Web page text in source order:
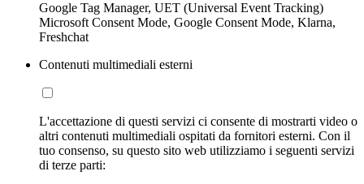
Google Tag Manager, UET (Universal Event Tracking)
Microsoft Consent Mode, Google Consent Mode, Klarna,
Freshchat
Contenuti multimediali esterni
L'accettazione di questi servizi ci consente di mostrarti video o
altri contenuti multimediali ospitati da fornitori esterni. Con il
tuo consenso, su questo sito web utilizziamo i seguenti servizi
di terze parti: